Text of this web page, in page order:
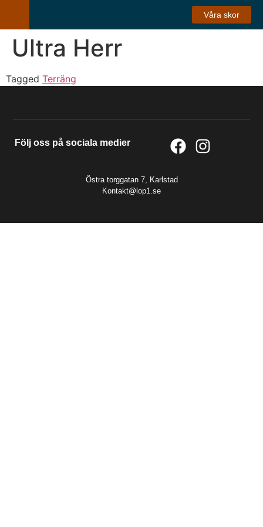
Våra skor
Ultra Herr
Tagged Terräng
Följ oss på sociala medier
Östra torggatan 7, Karlstad
Kontakt@lop1.se